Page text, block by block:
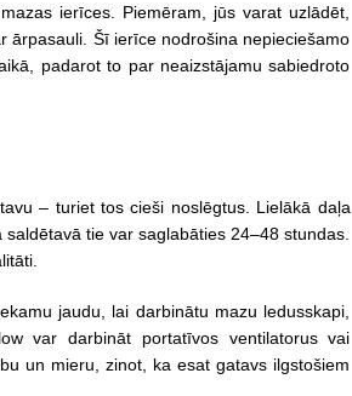
ierīces. Piemēram, jūs varat uzlādēt,
ārpasauli. Šī ierīce nodrošina nepieciešamo
padarot to par neaizstājamu sabiedroto
– turiet tos cieši noslēgtus. Lielākā daļa
tie var saglabāties 24–48 stundas.
jaudu, lai darbinātu mazu ledusskapi,
var darbināt portatīvos ventilatorus vai
un mieru, zinot, ka esat gatavs ilgstošiem